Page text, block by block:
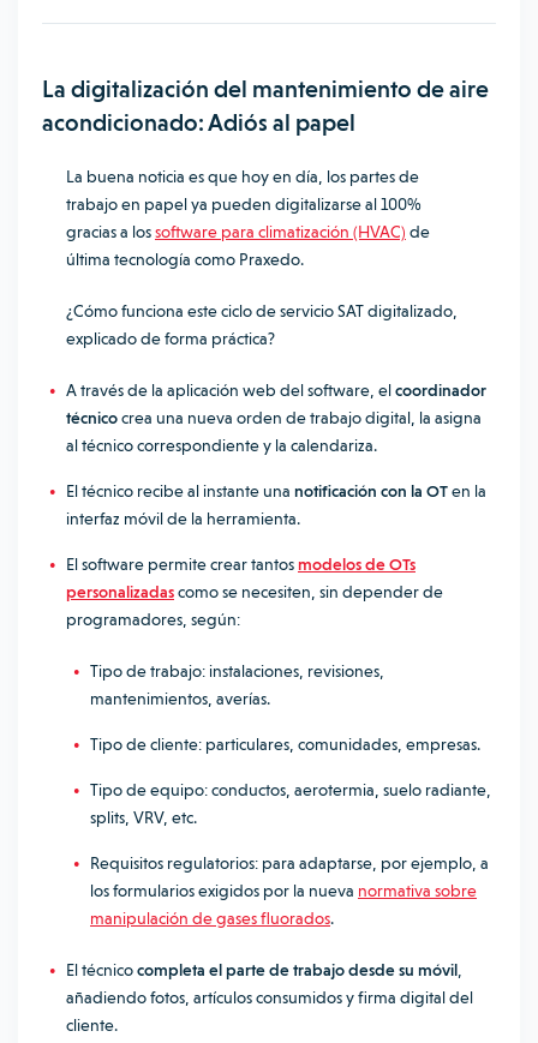
La digitalización del mantenimiento de aire
acondicionado: Adiós al papel
La buena noticia es que hoy en día, los partes de
trabajo en papel ya pueden digitalizarse al 100%
gracias a lossoftware para climatización (HVAC) de
última tecnología como Praxedo.
¿Cómo funciona este ciclo de servicio SAT digitalizado,
explicado de forma práctica?
A través de la aplicación web del software, elcoordinador
técnicocrea una nueva orden de trabajo digital, la asigna
al técnico correspondiente y la calendariza.
El técnico recibe al instante una notificación con la OTen la
interfaz móvil de la herramienta.
El software permite crear tantosmodelos de OTs
personalizadascomo se necesiten, sin depender de
programadores, según:
Tipo de trabajo: instalaciones, revisiones,
mantenimientos, averías.
Tipo de cliente: particulares, comunidades, empresas.
Tipo de equipo: conductos, aerotermia, suelo radiante,
splits, VRV, etc.
Requisitos regulatorios: para adaptarse, por ejemplo, a
los formularios exigidos por la nueva normativa sobre
manipulación de gases fluorados.
El técnicocompleta el parte de trabajo desde su móvil
añadiendo fotos, artículos consumidos y firma digital del
cliente.